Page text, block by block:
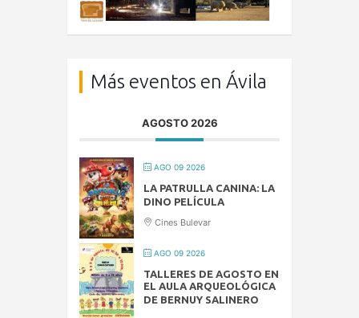
Más eventos en Ávila
AGOSTO 2026
AGO 09 2026
LA PATRULLA CANINA: LA
DINO PELÍCULA
Cines Bulevar
AGO 09 2026
TALLERES DE AGOSTO EN
EL AULA ARQUEOLÓGICA
DE BERNUY SALINERO